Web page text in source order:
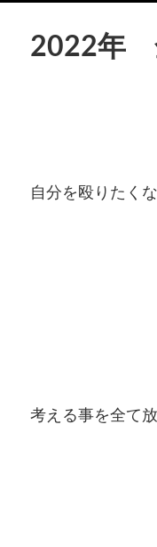
2022年
自分を殴りたく
考える事を全て